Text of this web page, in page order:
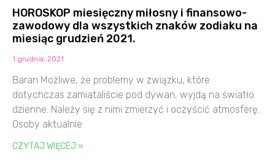
HOROSKOP miesięczny miłosny i finansowo-
zawodowy dla wszystkich znaków zodiaku na
miesiąc grudzień 2021.
1 grudnia, 2021
Baran Możliwe, że problemy w związku, które
dotychczas zamiataliście pod dywan, wyjdą na światło
dzienne. Należy się z nimi zmierzyć i oczyścić atmosferę.
Osoby aktualnie
CZYTAJ WIĘCEJ »